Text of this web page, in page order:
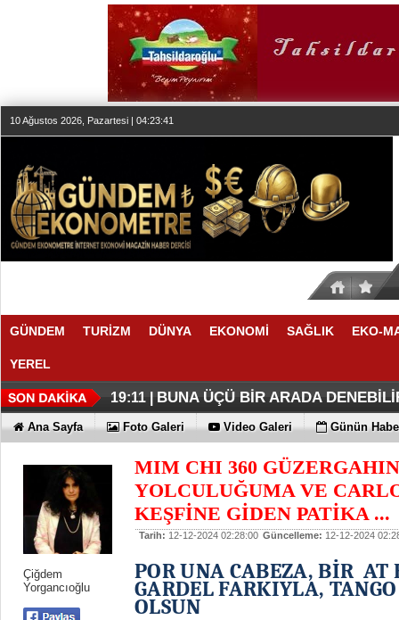
10 Ağustos 2026, Pazartesi | 04:23:42
GÜNDEM TURİZM DÜNYA EKONOMİ SAĞLIK EKO-
YEREL
21:07 |MACİT SOYDAN’IN İLK TEKLİSİ
19:13 |SON DÖNEMLERİN EN İLGİNÇ
19:11 | BUNA ÜÇÜ BİR ARADA
Ana Sayfa Foto Galeri Video Galeri Günün
Çiğdem
Yorgancıoğlu
MIM CHI 360
YOLCULUĞUMA VE
KEŞFİNE GİDEN PATİKA ...
Tarih: 12-12-2024 02:28:00 Güncelleme: 12-12-2024
POR UNA CABEZA, BİR AT
GARDEL FARKIYLA,
OLSUN